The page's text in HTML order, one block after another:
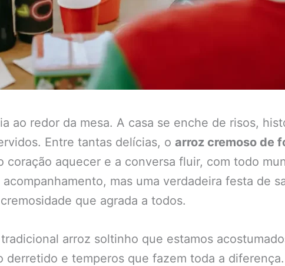
ao redor da mesa. A casa se enche de risos,
Entre tantas delícias, o arroz cremoso de
aquecer e a conversa fluir, com todo
mas uma verdadeira festa de
que agrada a todos.
arroz soltinho que estamos
e temperos que fazem toda a